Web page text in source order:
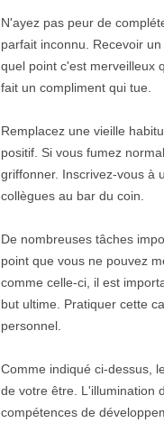
N'ayez pas peur de
parfait inconnu. Recevoir
quel point c'est merveilleux
fait un compliment qui tue.
Remplacez une vieille
positif. Si vous fumez
griffonner. Inscrivez-vous à
collègues au bar du coin.
De nombreuses tâches
point que vous ne pouvez
comme celle-ci, il est
but ultime. Pratiquer cette
personnel.
Comme indiqué ci-dessus,
de votre être. L'illumination
compétences de